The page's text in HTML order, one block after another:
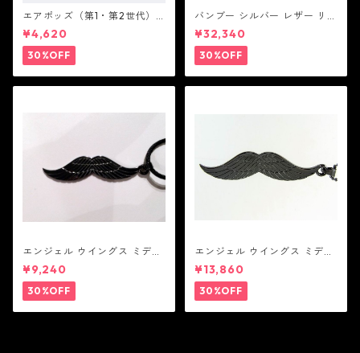
エアポッズ（第1・第2世代）
ポーチ：BANDOLIER バンド
リヤー
¥4,620
30%OFF
バンブー シルバー レザー リン
ク ステーション ブレスレッ
ト：JOHN HARDY ジョン ハ
ーディー
¥32,340
30%OFF
エンジェル ウイングス ミディ
アム ペンダント ブラック コー
ティング（サテンコード付
属）
¥9,240
30%OFF
エンジェル ウイングス ミディ
アム ペンダント ブラック
¥13,860
30%OFF